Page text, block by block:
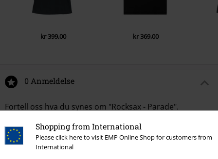
Shopping from International
Please click here to visit EMP Online Shop for customers from
International
kr 399,00 kr 369,00
0 Anmeldelse
Fortell oss hva du synes om "Rocksax - Parade".
Skriv anmeldelse